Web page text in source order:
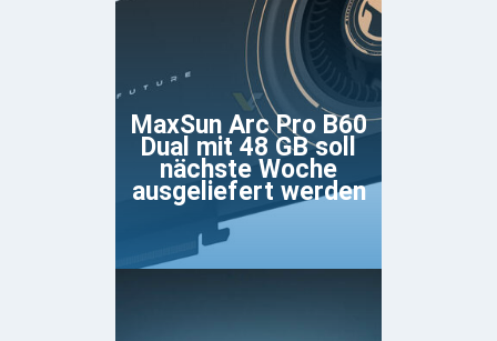
MaxSun Arc Pro B60
Dual mit 48 GB soll
nächste Woche
ausgeliefert werden